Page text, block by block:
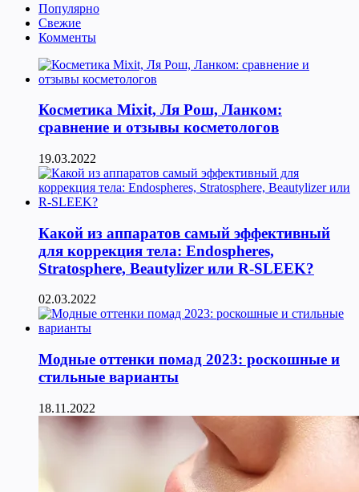
Популярно
Свежие
Комменты
Косметика Мixit, Ля Рош, Ланком:
сравнение и отзывы косметологов
19.03.2022
Какой из аппаратов самый эффективный
для коррекция тела: Endospheres,
Stratosphere, Beautylizer или R-SLEEK?
02.03.2022
Модные оттенки помад 2023: роскошные и
стильные варианты
18.11.2022